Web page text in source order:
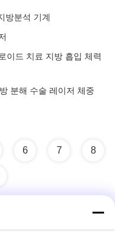
방분석 기계
이드 치료 지방 흡입 체력
분해 수술 레이저 체중
6 7 8